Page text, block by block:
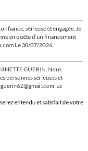
sérieuse et engagée. Je
en quête d’un financement
Le 30/07/2026
GUERIN. Nous
personnes sérieuses et
Le
entendu et satisfait de votre